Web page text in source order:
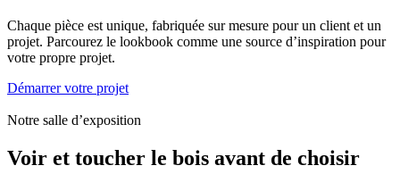
Chaque pièce est unique, fabriquée sur mesure pour un client et un
projet. Parcourez le lookbook comme une source d’inspiration pour
votre propre projet.
Démarrer votre projet
Notre salle d’exposition
Voir et toucher le bois avant de choisir